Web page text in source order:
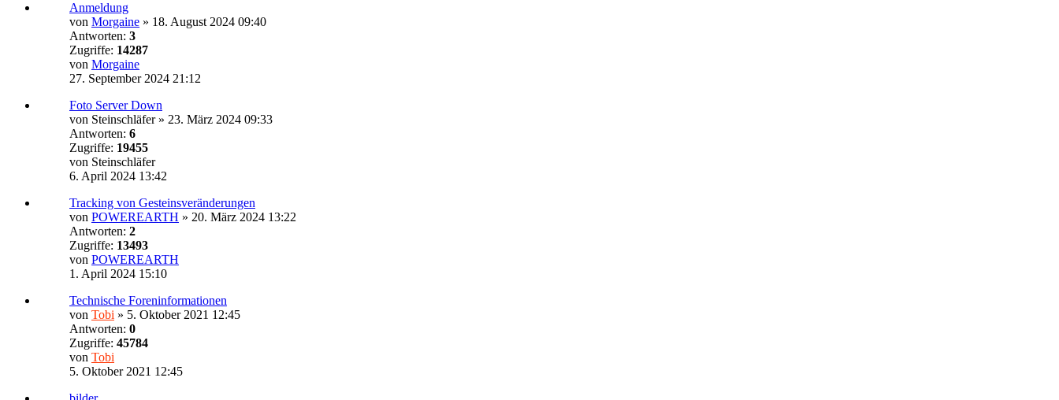
Anmeldung
von Morgaine » 18. August 2024 09:40
Antworten: 3
Zugriffe: 14287
von Morgaine
27. September 2024 21:12
Foto Server Down
von Steinschläfer» 23. März 2024 09:33
Antworten: 6
Zugriffe: 19455
von Steinschläfer
6. April 2024 13:42
Tracking von Gesteinsveränderungen
von POWEREARTH » 20. März 2024 13:22
Antworten: 2
Zugriffe: 13493
von POWEREARTH
1. April 2024 15:10
Technische Foreninformationen
von Tobi » 5. Oktober 2021 12:45
Antworten: 0
Zugriffe: 45784
von Tobi
5. Oktober 2021 12:45